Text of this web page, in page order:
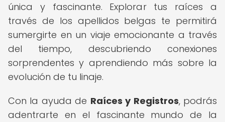
única y fascinante. Explorar tus raíces a
través de los apellidos belgas te permitirá
sumergirte en un viaje emocionante a través
del tiempo, descubriendo conexiones
sorprendentes y aprendiendo más sobre la
evolución de tu linaje.
Con la ayuda de Raíces y Registros, podrás
adentrarte en el fascinante mundo de la